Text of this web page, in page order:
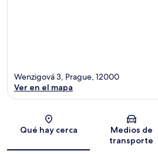
Sección
Wenzigová 3, Prague, 12000
Ver en el mapa
Qué hay cerca
Medios de
transporte